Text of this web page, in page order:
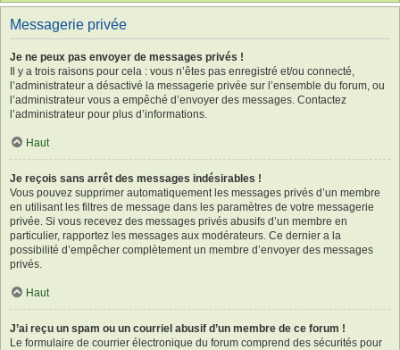
Messagerie privée
Je ne peux pas envoyer de messages privés !
Il y a trois raisons pour cela : vous n’êtes pas enregistré et/ou connecté,
l’administrateur a désactivé la messagerie privée sur l’ensemble du forum, ou
l’administrateur vous a empêché d’envoyer des messages. Contactez
l’administrateur pour plus d’informations.
Haut
Je reçois sans arrêt des messages indésirables !
Vous pouvez supprimer automatiquement les messages privés d’un membre
en utilisant les filtres de message dans les paramètres de votre messagerie
privée. Si vous recevez des messages privés abusifs d’un membre en
particulier, rapportez les messages aux modérateurs. Ce dernier a la
possibilité d’empêcher complètement un membre d’envoyer des messages
privés.
Haut
J’ai reçu un spam ou un courriel abusif d’un membre de ce forum !
Le formulaire de courrier électronique du forum comprend des sécurités pour